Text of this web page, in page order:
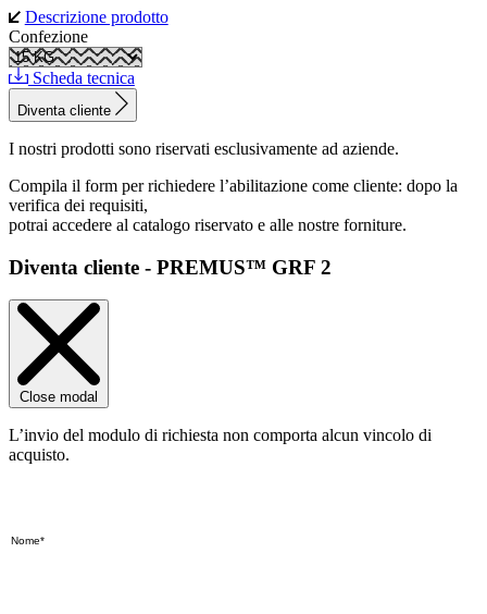
Descrizione prodotto
Confezione
Scheda tecnica
Diventa cliente
I nostri prodotti sono riservati esclusivamente ad aziende.
Compila il form per richiedere l’abilitazione come cliente: dopo la
verifica dei requisiti,
potrai accedere al catalogo riservato e alle nostre forniture.
Diventa cliente - PREMUS™ GRF 2
Close modal
L’invio del modulo di richiesta non comporta alcun vincolo di
acquisto.